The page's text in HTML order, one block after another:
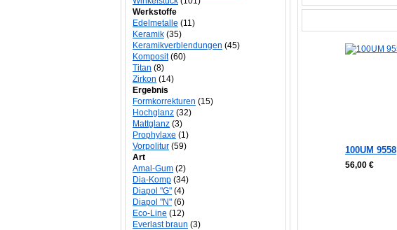
100UM 9558
56,00 €
Werkstoffe
Edelmetalle (11)
Keramik (35)
Keramikverblendungen (45)
Komposit(60)
Titan (8)
Zirkon (14)
Ergebnis
Formkorrekturen (15)
Hochglanz (32)
Mattglanz (3)
Prophylaxe (1)
Vorpolitur (59)
Art
Amal-Gum (2)
Dia-Komp (34)
Diapol "G" (4)
Diapol "N" (6)
Eco-Line (12)
Everlast braun (3)